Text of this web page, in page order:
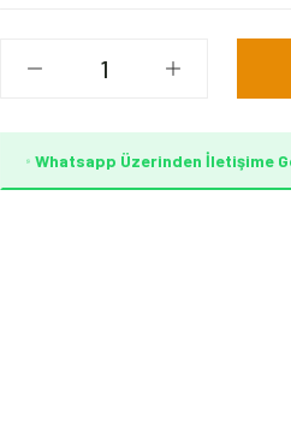
Whatsapp Üzerinden İletişime